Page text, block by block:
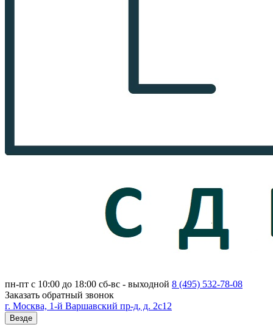
пн-пт с 10:00 до 18:00 сб-вс - выходной 8 (495) 532-78-08
Заказать обратный звонок
г. Москва, 1-й Варшавский пр-д, д. 2с12
Везде